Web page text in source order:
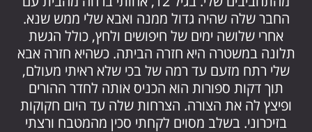
החבר שלה שהיה גדול ממנה ואבא שלי ממש שנא.
אחרי שלושה ימים של חיפושים ולחץ, כולל הגשת
תלונה במשטרה היא חזרה הביתה. כשהיא חזרה אבא
שלי רתח מזעם עד רמה של בכי שלא ראיתי מעולם,
תוך דקות ספורות הוא הכניס אותה לחדר ההורים
ופיצץ לה את הצורה. הצרחות שלה עד היום חקוקות
בזיכרוני. בשלב מסוים לקחתי סכין מהמטבח ורצתי